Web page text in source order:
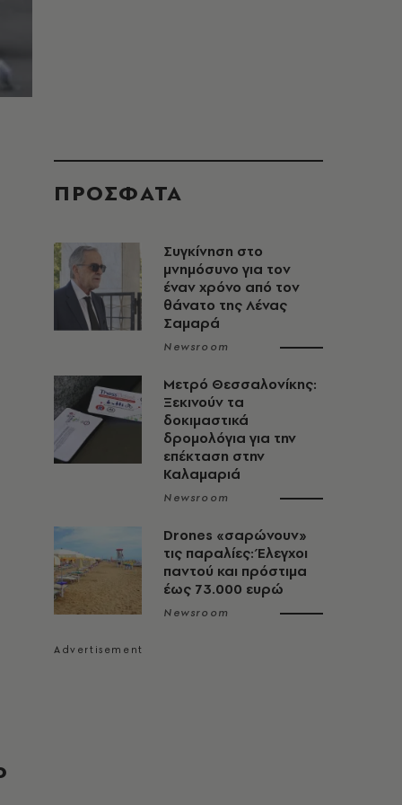
ΠΡΟΣΦΑΤΑ
Συγκίνηση στο
μνημόσυνο για τον
έναν χρόνο από τον
θάνατο της Λένας
Σαμαρά
Newsroom
Μετρό Θεσσαλονίκης:
Ξεκινούν τα
δοκιμαστικά
δρομολόγια για την
επέκταση στην
Καλαμαριά
Newsroom
Drones «σαρώνουν»
τις παραλίες: Έλεγχοι
παντού και πρόστιμα
έως 73.000 ευρώ
Newsroom